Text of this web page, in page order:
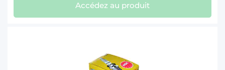
Accédez au produit